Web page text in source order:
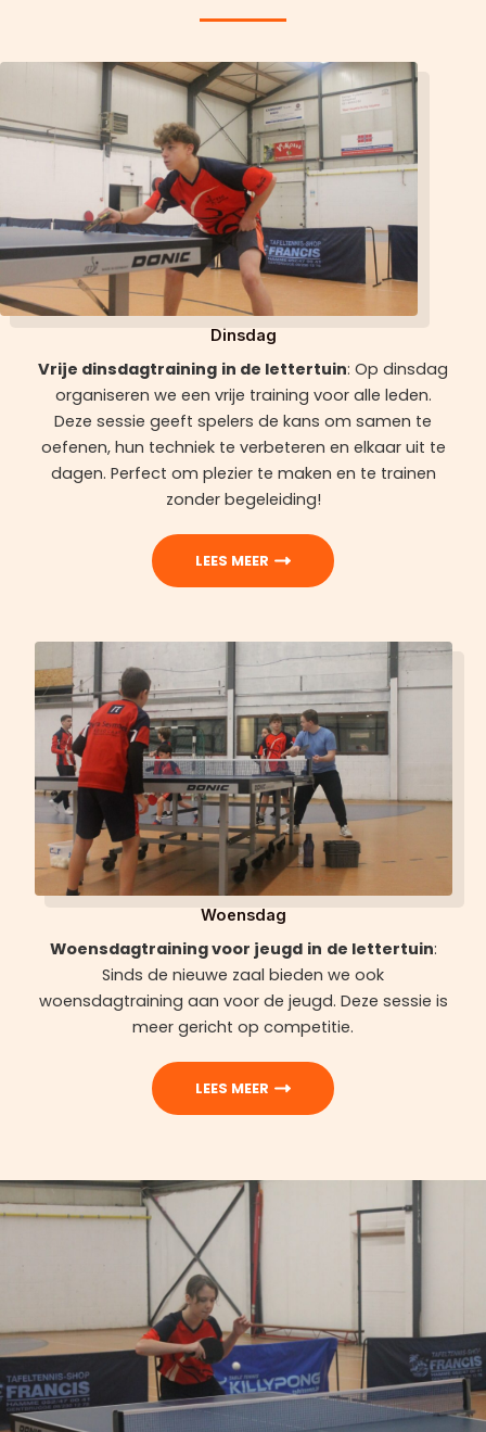
Dinsdag
Vrije dinsdagtraining in de lettertuin: Op dinsdag
organiseren we een vrije training voor alle leden.
Deze sessie geeft spelers de kans om samen te
oefenen, hun techniek te verbeteren en elkaar uit te
dagen. Perfect om plezier te maken en te trainen
zonder begeleiding!
LEES MEER
Woensdag
Woensdagtraining voor jeugd in de lettertuin:
Sinds de nieuwe zaal bieden we ook
woensdagtraining aan voor de jeugd. Deze sessie is
meer gericht op competitie.
LEES MEER